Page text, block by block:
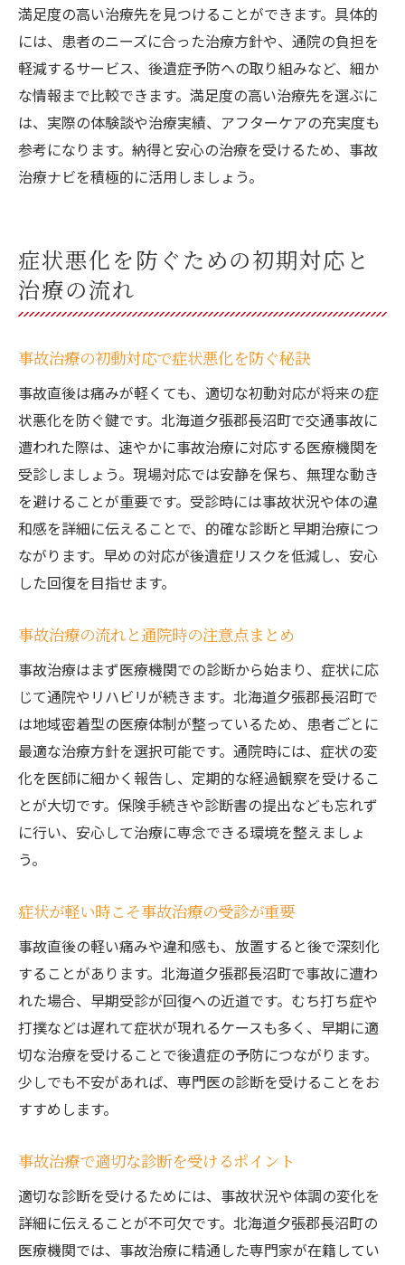
満足度の高い治療先を見つけることができます。具体的
には、患者のニーズに合った治療方針や、通院の負担を
軽減するサービス、後遺症予防への取り組みなど、細か
な情報まで比較できます。満足度の高い治療先を選ぶに
は、実際の体験談や治療実績、アフターケアの充実度も
参考になります。納得と安心の治療を受けるため、事故
治療ナビを積極的に活用しましょう。
症状悪化を防ぐための初期対応と
治療の流れ
事故治療の初動対応で症状悪化を防ぐ秘訣
事故直後は痛みが軽くても、適切な初動対応が将来の症
状悪化を防ぐ鍵です。北海道夕張郡長沼町で交通事故に
遭われた際は、速やかに事故治療に対応する医療機関を
受診しましょう。現場対応では安静を保ち、無理な動き
を避けることが重要です。受診時には事故状況や体の違
和感を詳細に伝えることで、的確な診断と早期治療につ
ながります。早めの対応が後遺症リスクを低減し、安心
した回復を目指せます。
事故治療の流れと通院時の注意点まとめ
事故治療はまず医療機関での診断から始まり、症状に応
じて通院やリハビリが続きます。北海道夕張郡長沼町で
は地域密着型の医療体制が整っているため、患者ごとに
最適な治療方針を選択可能です。通院時には、症状の変
化を医師に細かく報告し、定期的な経過観察を受けるこ
とが大切です。保険手続きや診断書の提出なども忘れず
に行い、安心して治療に専念できる環境を整えましょ
う。
症状が軽い時こそ事故治療の受診が重要
事故直後の軽い痛みや違和感も、放置すると後で深刻化
することがあります。北海道夕張郡長沼町で事故に遭わ
れた場合、早期受診が回復への近道です。むち打ち症や
打撲などは遅れて症状が現れるケースも多く、早期に適
切な治療を受けることで後遺症の予防につながります。
少しでも不安があれば、専門医の診断を受けることをお
すすめします。
事故治療で適切な診断を受けるポイント
適切な診断を受けるためには、事故状況や体調の変化を
詳細に伝えることが不可欠です。北海道夕張郡長沼町の
医療機関では、事故治療に精通した専門家が在籍してい